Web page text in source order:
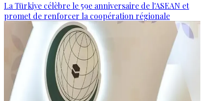
La Türkiye célèbre le 59e anniversaire de l'ASEAN et
promet de renforcer la coopération régionale